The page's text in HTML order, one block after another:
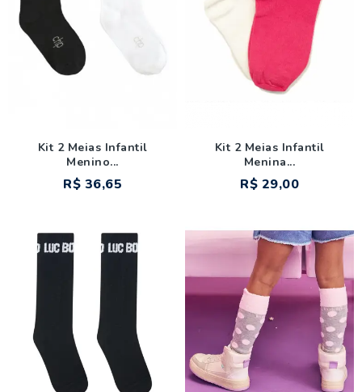
Kit 2 Meias Infantil
Menino...
R$ 36,65
Kit 2 Meias Infantil
Menina...
R$ 29,00